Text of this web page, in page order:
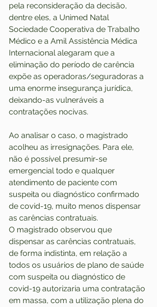
pela reconsideração da decisão,
dentre eles, a Unimed Natal
Sociedade Cooperativa de Trabalho
Médico e a Amil Assistência Médica
Internacional alegaram que a
eliminação do período de carência
expõe as operadoras/seguradoras a
uma enorme insegurança jurídica,
deixando-as vulneráveis a
contratações nocivas.
Ao analisar o caso, o magistrado
acolheu as irresignações. Para ele,
não é possível presumir-se
emergencial todo e qualquer
atendimento de paciente com
suspeita ou diagnóstico confirmado
de covid-19, muito menos dispensar
as carências contratuais.
O magistrado observou que
dispensar as carências contratuais,
de forma indistinta, em relação a
todos os usuários de plano de saúde
com suspeita ou diagnóstico de
covid-19 autorizaria uma contratação
em massa, com a utilização plena do